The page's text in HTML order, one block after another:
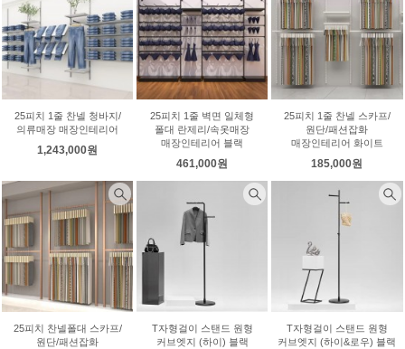
25피치 1줄 찬넬 청바지/
의류매장 매장인테리어
1,243,000원
25피치 1줄 벽면 일체형
폴대 란제리/속옷매장
매장인테리어 블랙
461,000원
25피치 1줄 찬넬 스카프/
원단/패션잡화
매장인테리어 화이트
185,000원
25피치 찬넬폴대 스카프/
원단/패션잡화
T자형걸이 스탠드 원형
커브엣지 (하이) 블랙
T자형걸이 스탠드 원형
커브엣지 (하이&로우) 블랙